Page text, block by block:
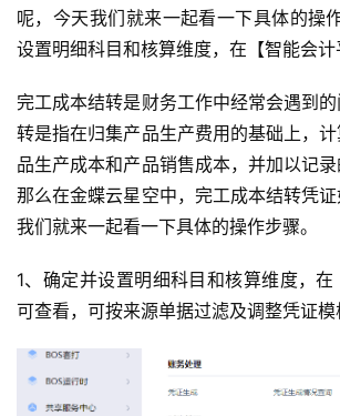
呢，今天我们就来一起看一下具体的操
设置明细科目和核算维度，在【智能会计
完工成本结转是财务工作中经常会遇到
转是指在归集产品生产费用的基础上，
品生产成本和产品销售成本，并加以记录
那么在金蝶云星空中，完工成本结转凭
我们就来一起看一下具体的操作步骤。
1、确定并设置明细科目和核算维度，在
可查看，可按来源单据过滤及调整凭证模